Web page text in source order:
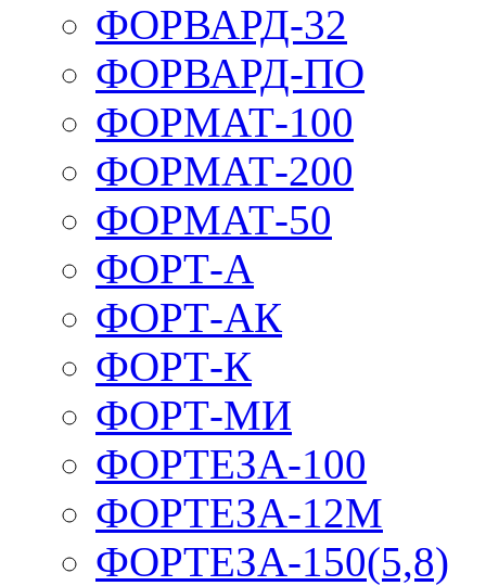
ФОРВАРД-32
ФОРВАРД-ПО
ФОРМАТ-100
ФОРМАТ-200
ФОРМАТ-50
ФОРТ-А
ФОРТ-АК
ФОРТ-К
ФОРТ-МИ
ФОРТЕЗА-100
ФОРТЕЗА-12М
ФОРТЕЗА-150(5,8)